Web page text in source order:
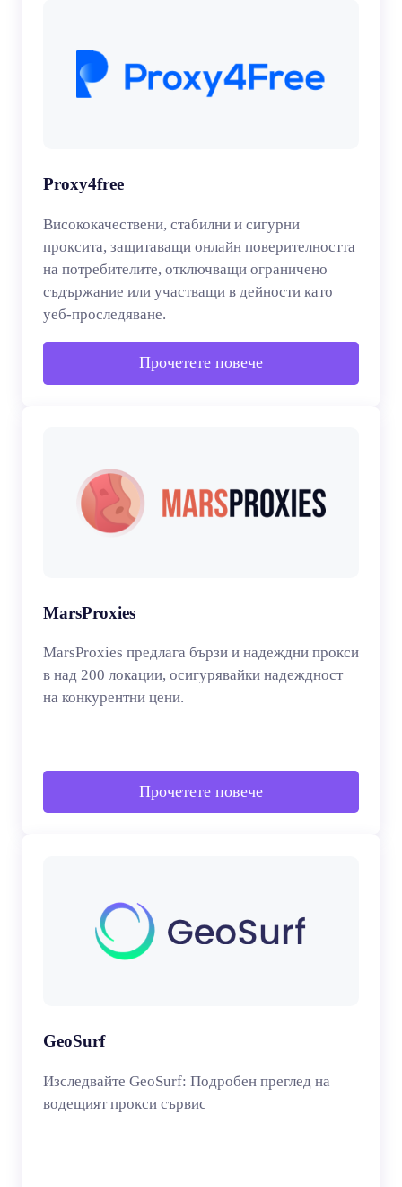
Proxy4free
Висококачествени, стабилни и сигурни
проксита, защитаващи онлайн поверителността
на потребителите, отключващи ограничено
съдържание или участващи в дейности като
уеб-проследяване.
Прочетете повече
MarsProxies
MarsProxies предлага бързи и надеждни прокси
в над 200 локации, осигурявайки надеждност
на конкурентни цени.
Прочетете повече
GeoSurf
Изследвайте GeoSurf: Подробен преглед на
водещият прокси сървис